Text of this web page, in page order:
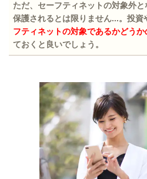
ただ、セーフティネットの対象外
保護されるとは限りません...。 投資
フティネットの対象であるかどうか
ておくと良いでしょう。